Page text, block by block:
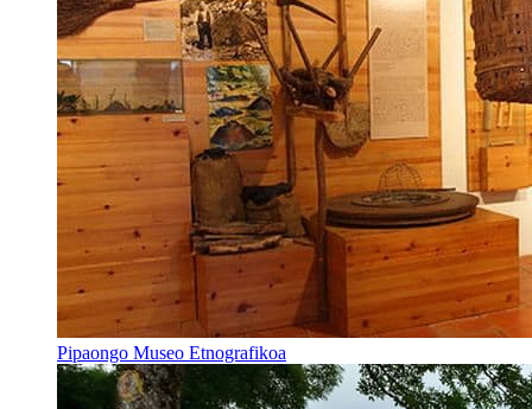
Pipaongo Museo Etnografikoa